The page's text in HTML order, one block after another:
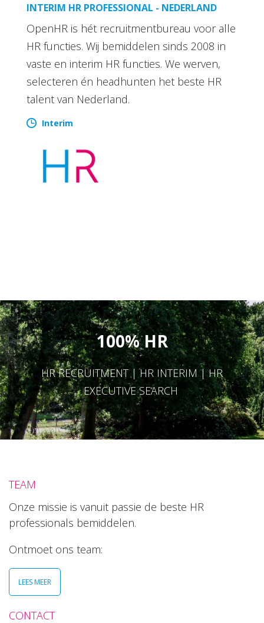
INTERIM HR PROFESSIONAL - NEDERLAND
OpenHR is hét recruitmentbureau voor alle
HR functies. Wij bemiddelen sinds 2008 in
vaste en interim HR functies. We werven,
selecteren én headhunten het beste HR
talent van Nederland.
Interim
100% HR
HR RECRUITMENT | HR INTERIM | HR
EXECUTIVE SEARCH
TEAM
Onze missie is vanuit passie de beste HR
professionals bemiddelen.
Ontmoet ons team:
LEES MEER
CONTACT